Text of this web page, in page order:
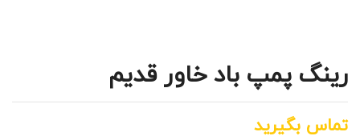
رینگ پمپ باد خاور قدیم
تماس بگیرید